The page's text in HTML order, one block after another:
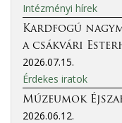
Intézményi hírek
Kardfogú
a csákvári
2026.07.15.
Érdekes iratok
Múzeumok
2026.06.12.